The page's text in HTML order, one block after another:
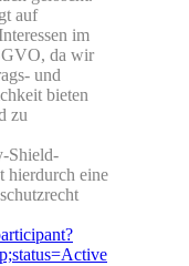
auf
im
da wir
und
bieten
zu
Shield-
hierdurch eine